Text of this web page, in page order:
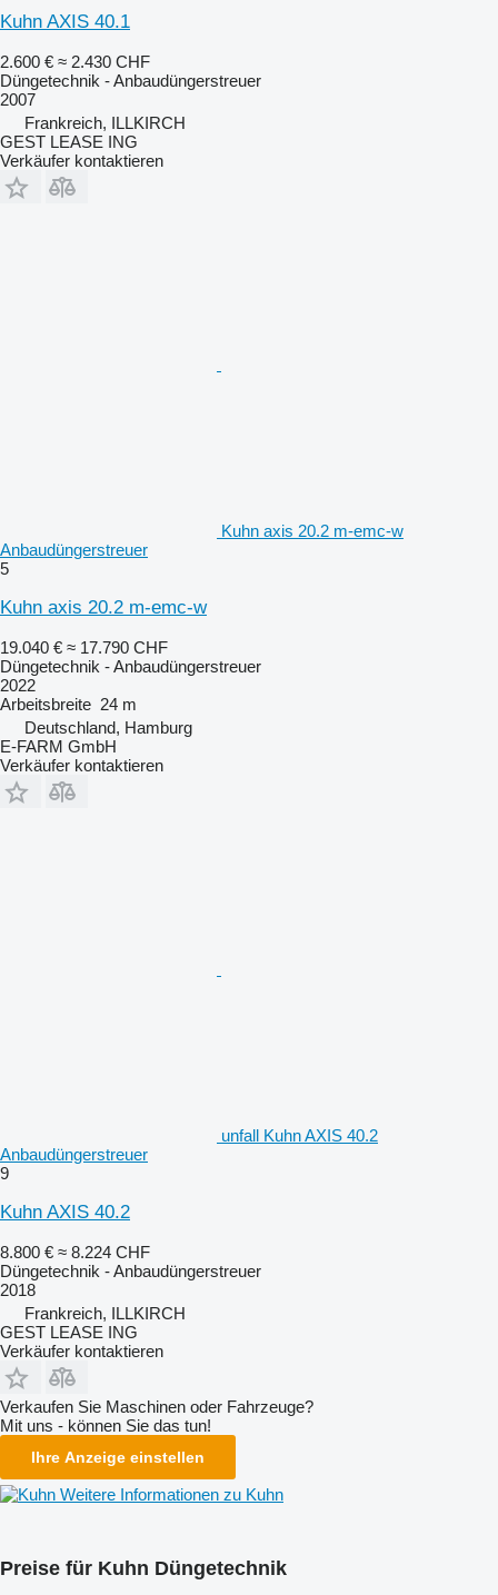
Kuhn AXIS 40.1
2.600 € ≈ 2.430 CHF
Düngetechnik - Anbaudüngerstreuer
2007
Frankreich, ILLKIRCH
GEST LEASE ING
Verkäufer kontaktieren
Kuhn axis 20.2 m-emc-w
Anbaudüngerstreuer
5
Kuhn axis 20.2 m-emc-w
19.040 € ≈ 17.790 CHF
Düngetechnik - Anbaudüngerstreuer
2022
Arbeitsbreite 24 m
Deutschland, Hamburg
E-FARM GmbH
Verkäufer kontaktieren
unfall Kuhn AXIS 40.2
Anbaudüngerstreuer
9
Kuhn AXIS 40.2
8.800 € ≈ 8.224 CHF
Düngetechnik - Anbaudüngerstreuer
2018
Frankreich, ILLKIRCH
GEST LEASE ING
Verkäufer kontaktieren
Verkaufen Sie Maschinen oder Fahrzeuge?
Mit uns - können Sie das tun!
Ihre Anzeige einstellen
Weitere Informationen zu Kuhn
Preise für Kuhn Düngetechnik